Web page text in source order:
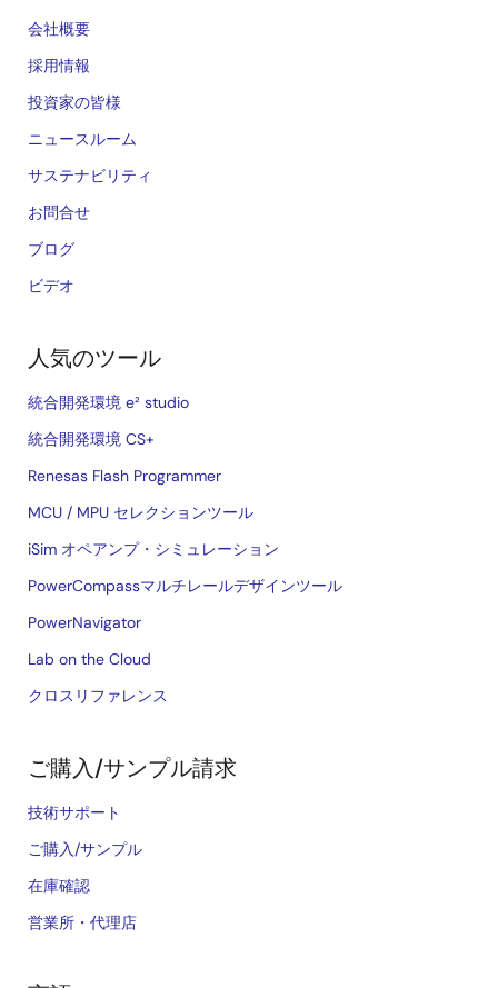
会社概要
採用情報
投資家の皆様
ニュースルーム
サステナビリティ
お問合せ
ブログ
ビデオ
人気のツール
統合開発環境 e² studio
統合開発環境 CS+
Renesas Flash Programmer
MCU / MPU セレクションツール
iSim オペアンプ・シミュレーション
PowerCompassマルチレールデザインツール
PowerNavigator
Lab on the Cloud
クロスリファレンス
ご購入/サンプル請求
技術サポート
ご購入/サンプル
在庫確認
営業所・代理店